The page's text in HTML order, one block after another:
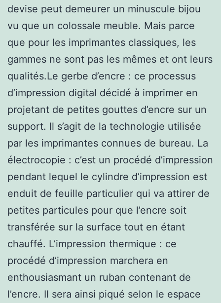
devise peut demeurer un minuscule bijou
vu que un colossale meuble. Mais parce
que pour les imprimantes classiques, les
gammes ne sont pas les mêmes et ont leurs
qualités.Le gerbe d’encre : ce processus
d’impression digital décidé à imprimer en
projetant de petites gouttes d’encre sur un
support. Il s’agit de la technologie utilisée
par les imprimantes connues de bureau. La
électrocopie : c’est un procédé d’impression
pendant lequel le cylindre d’impression est
enduit de feuille particulier qui va attirer de
petites particules pour que l’encre soit
transférée sur la surface tout en étant
chauffé. L’impression thermique : ce
procédé d’impression marchera en
enthousiasmant un ruban contenant de
l’encre. Il sera ainsi piqué selon le espace